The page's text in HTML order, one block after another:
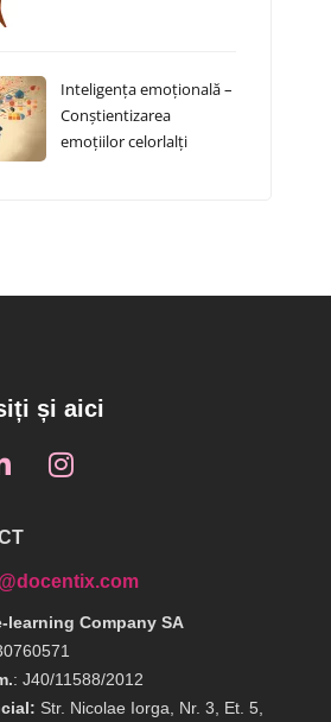
Inteligența emoțională –
Conștientizarea
emoțiilor celorlalți
și aici
learning Company SA
: J40/11588/2012
Str. Nicolae Iorga, Nr. 3, Et. 5,